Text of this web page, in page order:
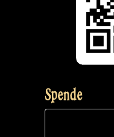
Spende